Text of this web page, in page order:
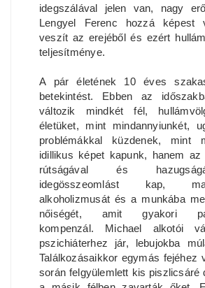
idegszálával jelen van, nagy
Lengyel Ferenc hozzá képest
veszít az erejéből és ezért
teljesítménye.
A pár életének 10 éves
betekintést. Ebben az
változik mindkét fél,
életüket, mint mindannyiunkét,
problémákkal küzdenek, mint
idillikus képet kapunk, hanem az
rútságával és
idegösszeomlást kap,
alkoholizmusát és a munkába
nőiségét, amit gyakori
kompenzál. Michael alkotói
pszichiáterhez jár, lebujokba
Találkozásaikkor egymás fejéhez
során felgyülemlett kis piszlicsáré